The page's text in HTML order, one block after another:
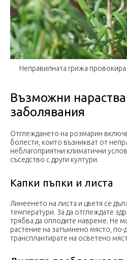
Неправилната грижа
Възможни
заболявания
Отглеждането на розмарин
болести, които възникват от
неблагоприятни климатични
съседство с други култури.
Капки пъпки и листа
Линеенето на листа и цветя се
температури. За да отглеждате
трябва да оплодите навреме. Не
растение на затъмнено място, по-
трансплантирате на осветено